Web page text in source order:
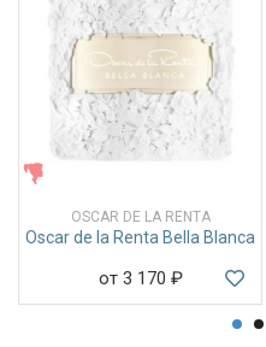
OSCAR DE LA RENTA
Oscar de la Renta Bella Blanca
от 3 170 ₽